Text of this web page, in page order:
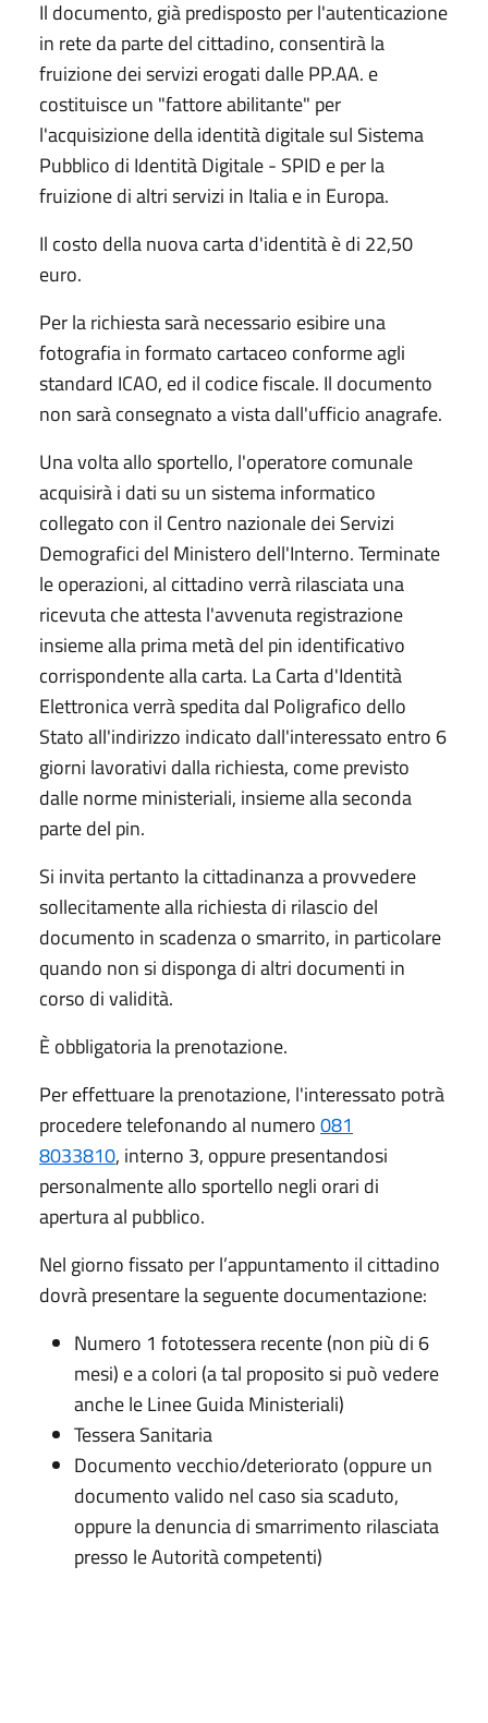
Il documento, già predisposto per l'autenticazione
in rete da parte del cittadino, consentirà la
fruizione dei servizi erogati dalle PP.AA. e
costituisce un "fattore abilitante" per
l'acquisizione della identità digitale sul Sistema
Pubblico di Identità Digitale - SPID e per la
fruizione di altri servizi in Italia e in Europa.
Il costo della nuova carta d'identità è di 22,50
euro.
Per la richiesta sarà necessario esibire una
fotografia in formato cartaceo conforme agli
standard ICAO, ed il codice fiscale. Il documento
non sarà consegnato a vista dall'ufficio anagrafe.
Una volta allo sportello, l'operatore comunale
acquisirà i dati su un sistema informatico
collegato con il Centro nazionale dei Servizi
Demografici del Ministero dell'Interno. Terminate
le operazioni, al cittadino verrà rilasciata una
ricevuta che attesta l'avvenuta registrazione
insieme alla prima metà del pin identificativo
corrispondente alla carta. La Carta d'Identità
Elettronica verrà spedita dal Poligrafico dello
Stato all'indirizzo indicato dall'interessato entro 6
giorni lavorativi dalla richiesta, come previsto
dalle norme ministeriali, insieme alla seconda
parte del pin.
Si invita pertanto la cittadinanza a provvedere
sollecitamente alla richiesta di rilascio del
documento in scadenza o smarrito, in particolare
quando non si disponga di altri documenti in
corso di validità.
È obbligatoria la prenotazione.
Per effettuare la prenotazione, l'interessato potrà
procedere telefonando al numero081
8033810, interno 3, oppure presentandosi
personalmente allo sportello negli orari di
apertura al pubblico.
Nel giorno fissato per l’appuntamento il cittadino
dovrà presentare la seguente documentazione:
Numero 1 fototessera recente (non più di 6
mesi) e a colori (a tal proposito si può vedere
anche le Linee Guida Ministeriali)
Tessera Sanitaria
Documento vecchio/deteriorato (oppure un
documento valido nel caso sia scaduto,
oppure la denuncia di smarrimento rilasciata
presso le Autorità competenti)